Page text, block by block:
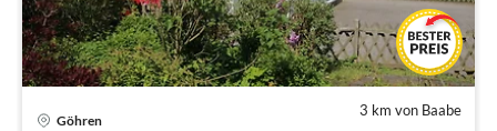
3 km von Baabe
Göhren